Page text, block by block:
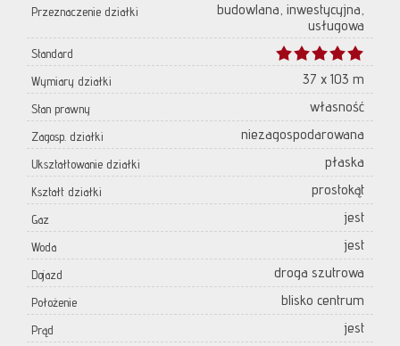
Przeznaczenie działki
budowlana, inwestycyjna,
usługowa
Standard
Wymiary działki
37 x 103 m
Stan prawny własność
Zagosp. działki niezagospodarowana
Ukształtowanie działki płaska
Kształt działki prostokąt
Gaz jest
Woda jest
Dojazd droga szutrowa
Położenie blisko centrum
Prąd jest